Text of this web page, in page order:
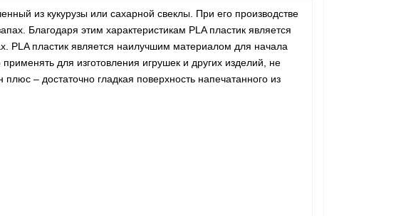
из кукурузы или сахарной свеклы. При его производстве
Благодаря этим характеристикам PLA пластик является
пластик является наилучшим материалом для начала
для изготовления игрушек и других изделий, не
– достаточно гладкая поверхность напечатанного из